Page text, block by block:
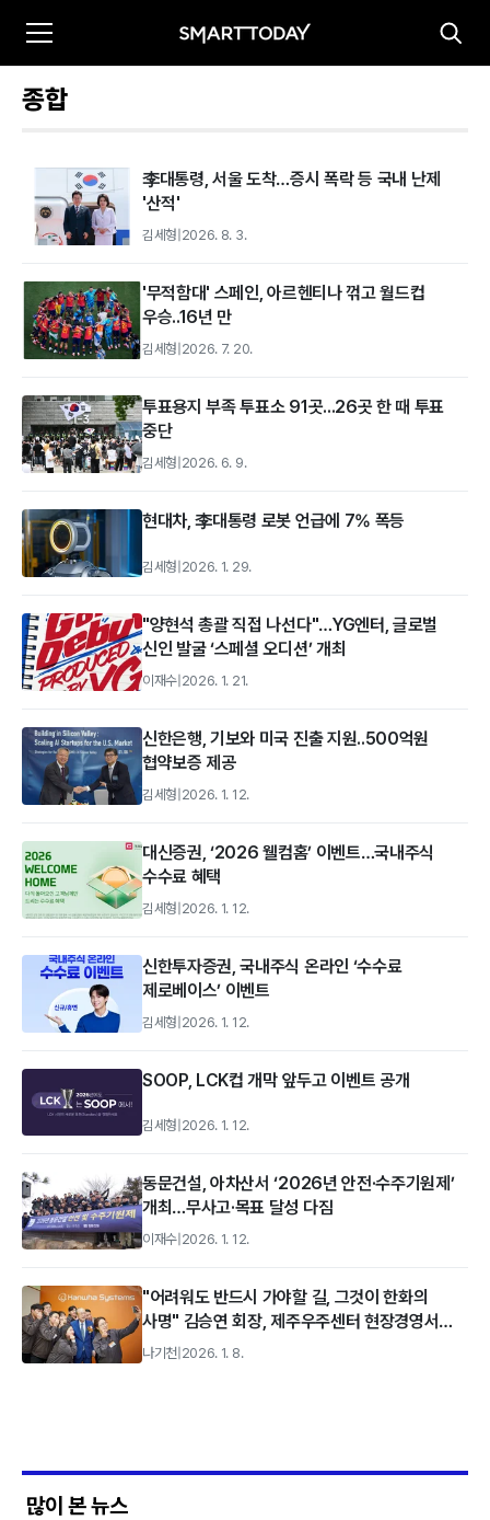
종합
李대통령, 서울 도착…증시 폭락 등 국내 난제
'산적'
김세형 2026. 8. 3.
'무적함대' 스페인, 아르헨티나 꺾고 월드컵
우승..16년 만
김세형 2026. 7. 20.
투표용지 부족 투표소 91곳...26곳 한 때 투표
중단
김세형 2026. 6. 9.
현대차, 李대통령 로봇 언급에 7% 폭등
김세형|2026. 1. 29.
"양현석 총괄 직접 나선다"…YG엔터, 글로벌
신인 발굴 ‘스페셜 오디션’ 개최
이재수|2026. 1. 21.
신한은행, 기보와 미국 진출 지원..500억원
협약보증 제공
김세형|2026. 1. 12.
대신증권, ‘2026 웰컴홈’ 이벤트…국내주식
수수료 혜택
김세형|2026. 1. 12.
신한투자증권, 국내주식 온라인 ‘수수료
제로베이스’ 이벤트
김세형|2026. 1. 12.
SOOP, LCK컵 개막 앞두고 이벤트 공개
김세형 2026. 1. 12.
동문건설, 아차산서 ‘2026년 안전·수주기원제’
개최…무사고·목표 달성 다짐
이재수 2026. 1. 12.
"어려워도 반드시 가야할 길, 그것이 한화의
사명" 김승연 회장, 제주우주센터 현장경영서
'우주의 꿈' 강조
나기천 2026. 1. 8.
많이 본 뉴스